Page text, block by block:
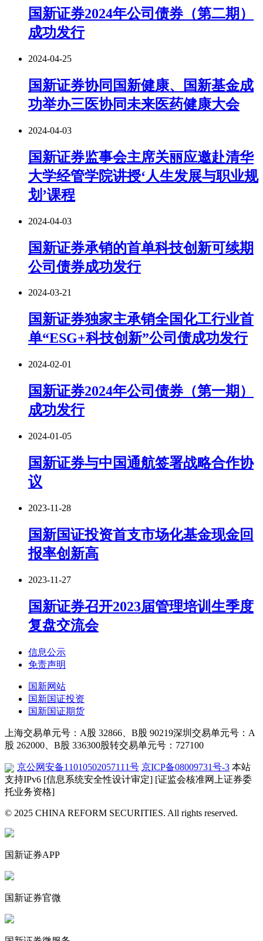
国新证券2024年公司债券（第二期）
成功发行
2024-04-25
国新证券协同国新健康、国新基金成
功举办三医协同未来医药健康大会
2024-04-03
国新证券监事会主席关丽应邀赴清华
大学经管学院讲授‘人生发展与职业规
划’课程
2024-04-03
国新证券承销的首单科技创新可续期
公司债券成功发行
2024-03-21
国新证券独家主承销全国化工行业首
单“ESG+科技创新”公司债成功发行
2024-02-01
国新证券2024年公司债券（第一期）
成功发行
2024-01-05
国新证券与中国通航签署战略合作协
议
2023-11-28
国新国证投资首支市场化基金现金回
报率创新高
2023-11-27
国新证券召开2023届管理培训生季度
复盘交流会
信息公示
免责声明
国新网站
国新国证投资
国新国证期货
上海交易单元号：A股 32866、B股 90219深圳交易单元号：A
股 262000、B股 336300股转交易单元号：727100
京公网安备11010502057111号 京ICP备08009731号-3 本站
支持IPv6 [信息系统安全性设计审定] [证监会核准网上证券委
托业务资格]
© 2025 CHINA REFORM SECURITIES. All rights reserved.
国新证券APP
国新证券官微